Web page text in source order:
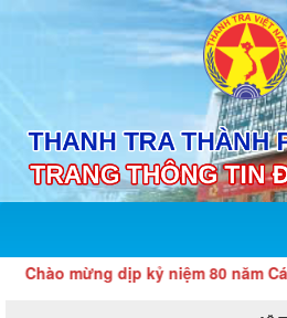
Chào mừng dịp kỷ niệm 80 năm